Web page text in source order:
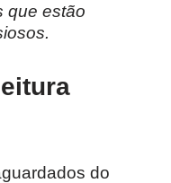
que estão
do